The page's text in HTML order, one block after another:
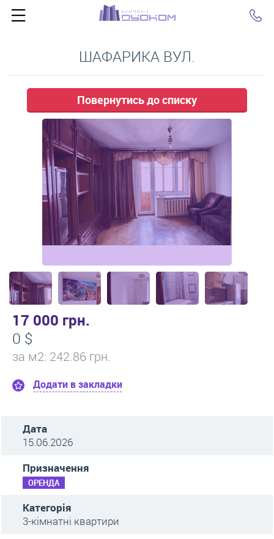
ШАФАРИКА ВУЛ.
Повернутись до списку
17 000 грн.
0 $
за м2: 242.86 грн.
Додати в закладки
Дата
15.06.2026
Призначення
ОРЕНДА
Категорія
3-кімнатні квартири